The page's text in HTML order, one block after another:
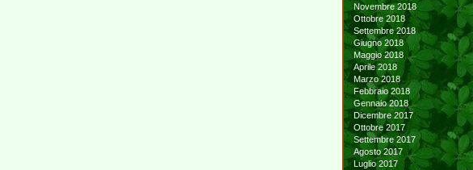
Novembre 2018
Ottobre 2018
Settembre 2018
Giugno 2018
Maggio 2018
Aprile 2018
Marzo 2018
Febbraio 2018
Gennaio 2018
Dicembre 2017
Ottobre 2017
Settembre 2017
Agosto 2017
Luglio 2017